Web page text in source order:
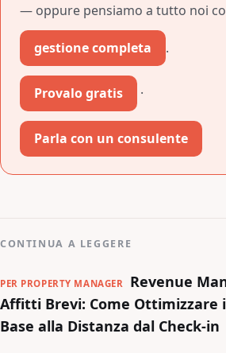
— oppure pensiamo a tutto noi
gestione completa .
Provalo gratis ·
Parla con un consulente
CONTINUA A LEGGERE
PER PROPERTY MANAGER
Revenue
Affitti Brevi: Come Ottimizzare
Base alla Distanza dal Check-in